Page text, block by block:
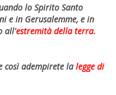
lo Spirito Santo
e in Gerusalemme, e in
all'estremità della terra.
così adempirete la legge di